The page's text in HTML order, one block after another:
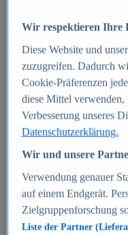
E-commerce
Beliebte Statistiken
Aktuelle Statistiken
E-Commerce -
Deutschland
Umsatz von
2010-2025
B2C-E-
Deutschland
Marktanteile
Deutschland
Umsatzstarke
Deutschland
Wir respektieren Ihre
Diese Website und
zuzugreifen. Dadurch
Cookie-Präferenzen
diese Mittel
Verbesserung unseres
Datenschutzerklärung.
Wir und unsere
Verwendung genauer
auf einem Endgerät.
Zielgruppenforschung
Liste der Partner